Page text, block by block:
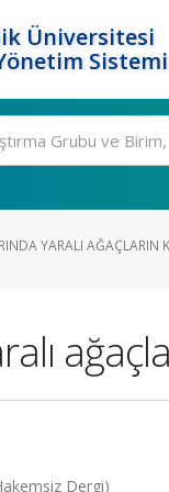
Üniversitesi
Sistemi
YARALI AĞAÇLARIN
Dergi)